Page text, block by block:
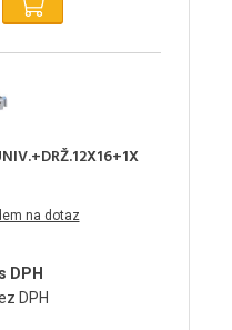
na dotaz
DPH
DPH